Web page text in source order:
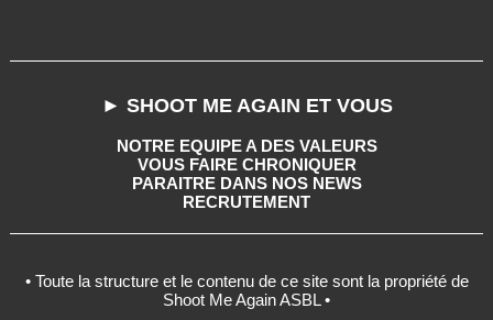
► SHOOT ME AGAIN ET VOUS
NOTRE EQUIPE A DES VALEURS
VOUS FAIRE CHRONIQUER
PARAITRE DANS NOS NEWS
RECRUTEMENT
• Toute la structure et le contenu de ce site sont la propriété de
Shoot Me Again ASBL •